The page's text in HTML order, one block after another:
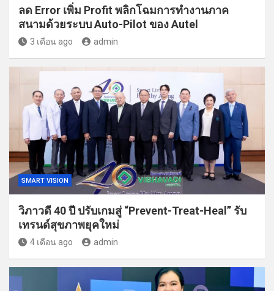
ลด Error เพิ่ม Profit พลิกโฉมการทำงานภาค
สนามด้วยระบบ Auto-Pilot ของ Autel
3 เดือน ago admin
SMART VISION
วิภาวดี 40 ปี ปรับเกมสู่ “Prevent-Treat-Heal” รับ
เทรนด์สุขภาพยุคใหม่
4 เดือน ago admin